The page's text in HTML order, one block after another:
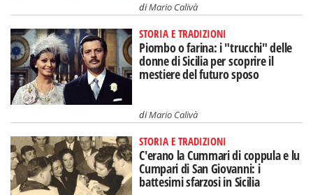
diMario Calivà
STORIA E TRADIZIONI
Piombo o farina: i "trucchi" delle
donne di Sicilia per scoprire il
mestiere del futuro sposo
diMario Calivà
STORIA E TRADIZIONI
C'erano la Cummari di coppula e lu
Cumpari di San Giovanni: i
battesimi sfarzosi in Sicilia